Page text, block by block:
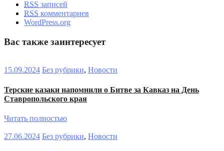
RSS записей
RSS комментариев
WordPress.org
Вас также заинтересует
15.09.2024 Без рубрики, Новости
Терские казаки напомнили о Битве за Кавказ на День
Ставропольского края
Читать полностью
27.06.2024 Без рубрики, Новости